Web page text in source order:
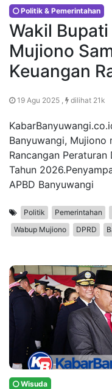
Politik & Pemerintahan
Wakil
Mujiono
Keuangan
19 Agu 2025 , dilihat 21k
Banyuwangi, Mujiono
Rancangan
Tahun
APBD Banyuwangi
Politik Pemerintahan
Wabup Mujiono
DPRD
Wisuda